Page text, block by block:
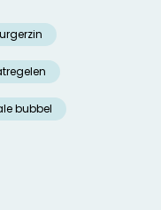
bubbel